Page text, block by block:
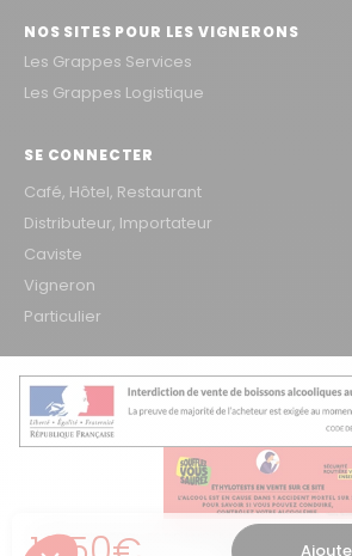
NOS SITES POUR LES VIGNERONS
Les Grappes Services
Les Grappes Logistique
SE CONNECTER
Café, Hôtel, Restaurant
Distributeur, Importateur
Caviste
Vigneron
Particulier
L'ABUS D'ALCOOL EST DANGEREUX POUR LA